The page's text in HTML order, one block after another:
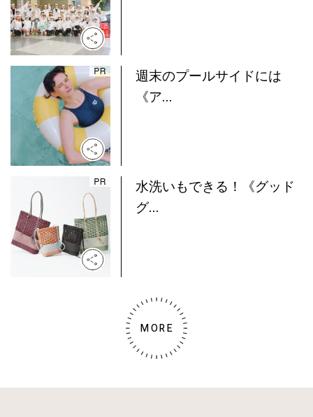
週末のプールサイドには
《ア...
水洗いもできる！《グッド
グ...
MORE